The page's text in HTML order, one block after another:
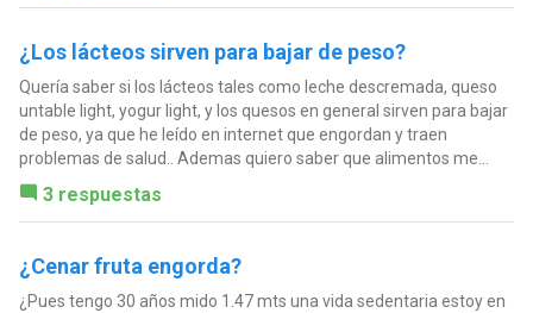
¿Los lácteos sirven para bajar de peso?
Quería saber si los lácteos tales como leche descremada, queso
untable light, yogur light, y los quesos en general sirven para bajar
de peso, ya que he leído en internet que engordan y traen
problemas de salud.. Ademas quiero saber que alimentos me...
3 respuestas
¿Cenar fruta engorda?
¿Pues tengo 30 años mido 1.47 mts una vida sedentaria estoy en